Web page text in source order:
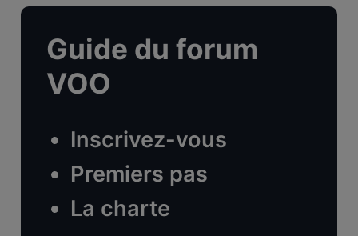
Guide du forum
VOO
Inscrivez-vous
Premiers pas
La charte